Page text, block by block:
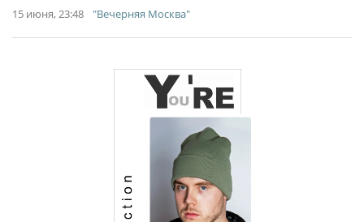
15 июня, 23:48 "Вечерняя Москва"